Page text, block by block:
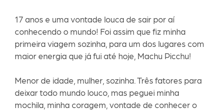
17 anos e uma vontade louca de sair por aí
conhecendo o mundo! Foi assim que fiz minha
primeira viagem sozinha, para um dos lugares com
maior energia que já fui até hoje, Machu Picchu!
Menor de idade, mulher, sozinha. Três fatores para
deixar todo mundo louco, mas peguei minha
mochila, minha coragem, vontade de conhecer o